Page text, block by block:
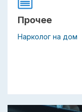
Прочее
Нарколог на дом